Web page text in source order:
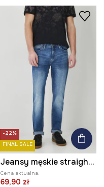
-22%
FINAL SALE
Jeansy męskie straight z przetarciami kolor niebieski
Cena aktualna:
69,90 zł